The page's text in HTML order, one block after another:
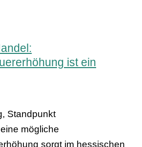
ist ein
Standpunkt
mögliche
sorgt im hessischen